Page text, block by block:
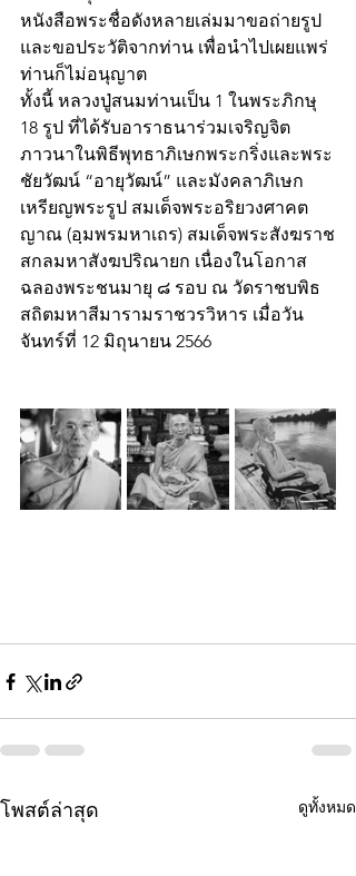
หนังสือพระชื่อดังหลายเล่มมาขอถ่ายรูป
และขอประวัติจากท่าน เพื่อนำไปเผยแพร่
ท่านก็ไม่อนุญาต
ทั้งนี้ หลวงปู่สนมท่านเป็น 1 ในพระภิกษุ
18 รูป ที่ได้รับอาราธนาร่วมเจริญจิต
ภาวนาในพิธีพุทธาภิเษกพระกริ่งและพระ
ชัยวัฒน์ “อายุวัฒน์” และมังคลาภิเษก
เหรียญพระรูป สมเด็จพระอริยวงศาคต
ญาณ (อฺมพรมหาเถร) สมเด็จพระสังฆราช
สกลมหาสังฆปริณายก เนื่องในโอกาส
ฉลองพระชนมายุ ๘ รอบ ณ วัดราชบพิธ
สถิตมหาสีมารามราชวรวิหาร เมื่อวัน
จันทร์ที่ 12 มิถุนายน 2566
โพสต์ล่าสุด ดูทั้งหมด